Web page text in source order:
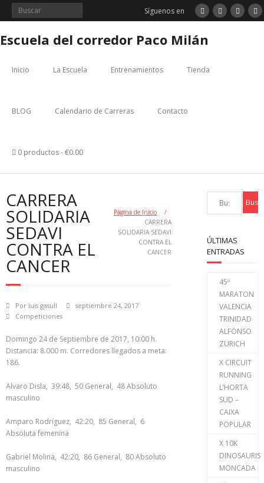
Saltar
Síguenos en
Escuela del corredor Paco Milán
Inicio La Escuela Entrenamientos Tienda
BLOG Calendario de Carreras Contacto
0 productos €0.00
CARRERA
SOLIDARIA
SEDAVI
CONTRA EL
CANCER
Página de Inicio
/
CARRERA
SOLIDARIA SEDAVI
CONTRA EL
CANCER
Por luis gasull
septiembre 24, 2017
Competiciones
Domingo 24 de Septiembre de 2017, 10:00 h.
Distancia: 8.000 m. Corredores llegados a meta:
186.
Alvaro Disla, 39:48, 50 General, 48 Absoluto
masculino
Amparo Rodríguez, 42:20, 85 General, 6
Absoluta femenina
Gabriel Molina, 42:20, 86 General, 80 Absoluto
masculino
ÚLTIMAS
ENTRADAS
45º
MARATON
VALENCIA
TRINIDAD
ALFONSO
ZURICH
X CIRCUIT
RUNNING
L’HORTA
SUD –
CAIXA
POPULAR
X 10K
DINOSAURIS
MONCADA